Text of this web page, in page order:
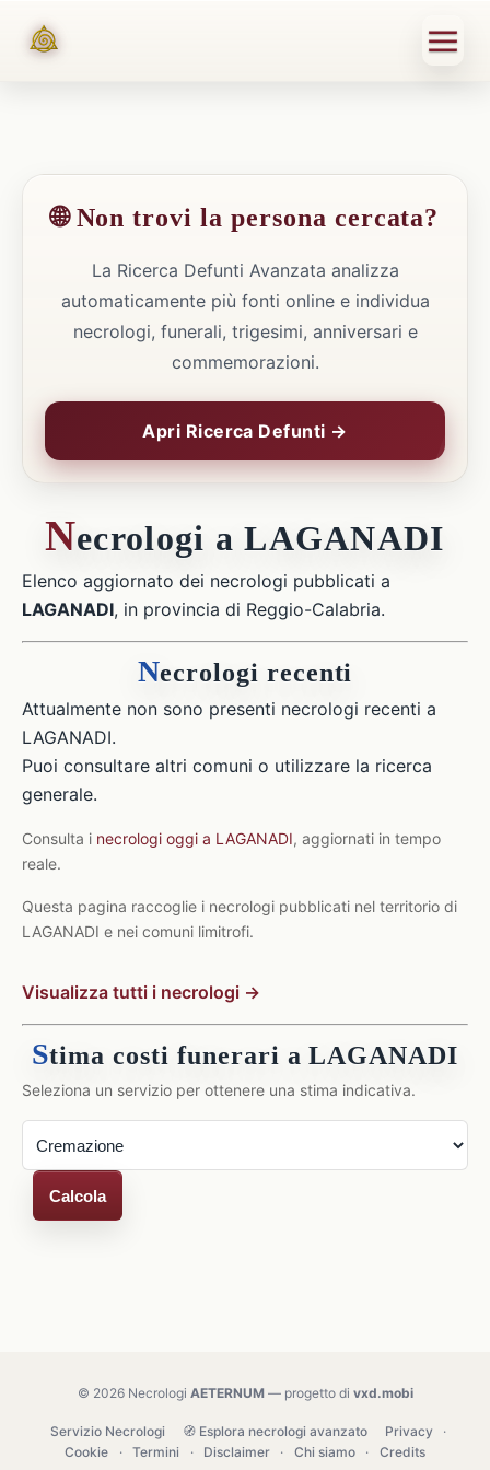
🌐 Non trovi la persona cercata?
La Ricerca Defunti Avanzata analizza
automaticamente più fonti online e individua
necrologi, funerali, trigesimi, anniversari e
commemorazioni.
Apri Ricerca Defunti →
Necrologi a LAGANADI
Elenco aggiornato dei necrologi pubblicati a
LAGANADI, in provincia di Reggio-Calabria.
Necrologi recenti
Attualmente non sono presenti necrologi recenti a
LAGANADI.
Puoi consultare altri comuni o utilizzare la ricerca
generale.
Consulta i necrologi oggi a LAGANADI, aggiornati in tempo
reale.
Questa pagina raccoglie i necrologi pubblicati nel territorio di
LAGANADI e nei comuni limitrofi.
Visualizza tutti i necrologi →
Stima costi funerari a LAGANADI
Seleziona un servizio per ottenere una stima indicativa.
Calcola
© 2026 Necrologi AETERNUM— progetto di vxd.mobi
Servizio Necrologi 🧭 Esplora necrologi avanzato Privacy
·
Cookie
· Termini · Disclaimer · Chi siamo · Credits